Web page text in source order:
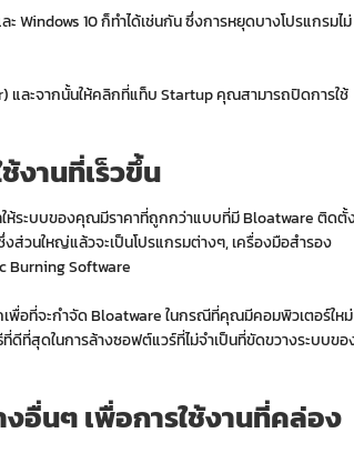
Windows 10 ก็ทำได้เช่นกัน ซึ่งการหยุดบางโปรแกรมไม่
และจากนั้นให้คลิกที่แท็บ Startup คุณสามารถปิดการใช้
งานที่เร็วขึ้น
ให้ระบบของคุณมีราคาที่ถูกกว่าแบบที่มี Bloatware ติดตั้
วนใหญ่แล้วจะเป็นโปรแกรมต่างๆ, เครื่องมือสำรอง
Burning Software
เพื่อที่จะกำจัด Bloatware ในกรณีที่คุณมีคอมพิวเตอร์ใหม่
ดีที่สุดในการล้างซอฟต์แวร์ที่ไม่จำเป็นที่ขัดขวางระบบขอ
อื่นๆ เพื่อการใช้งานที่คล่อง